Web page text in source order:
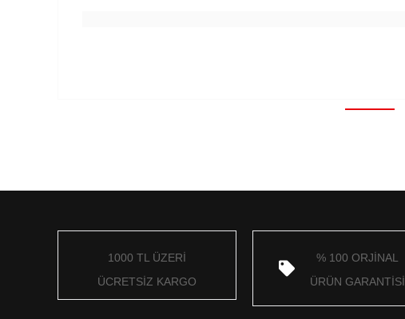
1000 TL ÜZERİ
ÜCRETSİZ KARGO
% 100 ORJİNAL
ÜRÜN GARANTİSİ